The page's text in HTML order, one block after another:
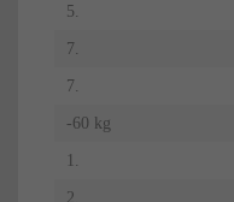
5.
7.
7.
-60 kg
1.
2.